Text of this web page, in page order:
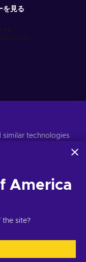
を見る
保護方針をご覧くださ
。 JSC "Helis play",
similar technologies
content,
use of these
can adjust your
your data, see
America
the site?